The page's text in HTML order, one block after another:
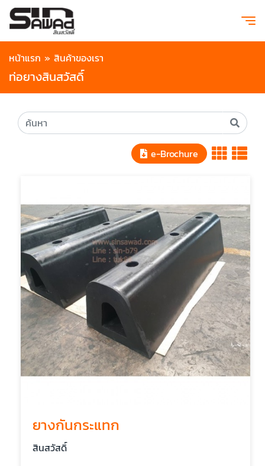
หน้าแรก » สินค้าของเรา
ท่อยางสินสวัสดิ์
e-Brochure
ยางกันกระแทก
สินสวัสดิ์